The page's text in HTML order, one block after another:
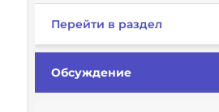
Перейти в раздел
Обсуждение